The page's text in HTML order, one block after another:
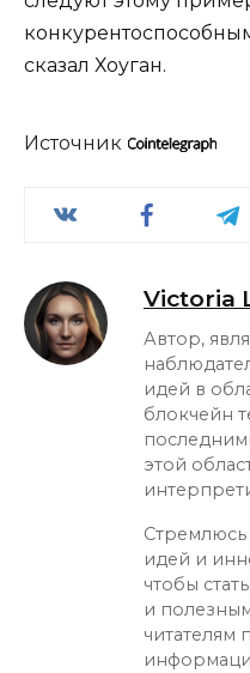
сказал Хоуган.
Источник
Victoria
Автор,
идей в
блокчейн
этой
Стремлюсь
идей и
чтобы
и
читателям